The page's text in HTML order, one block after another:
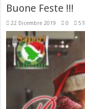
Buone Feste !!!
22 Dicembre 2019 0